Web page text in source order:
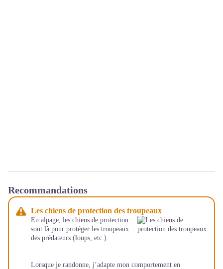
Recommandations
Les chiens de protection des troupeaux
En alpage, les chiens de protection
sont là pour protéger les troupeaux
des prédateurs (loups, etc.).
Lorsque je randonne, j’adapte mon comportement en